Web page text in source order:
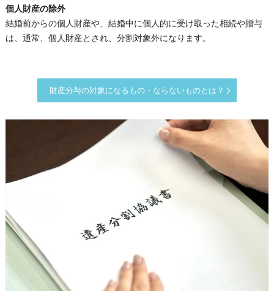
個人財産の除外
結婚前からの個人財産や、結婚中に個人的に受け取った相続や贈与
は、通常、個人財産とされ、分割対象外になります。
財産分与の対象になるもの・ならないものとは？